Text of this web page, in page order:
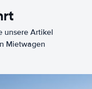
unsere Artikel
Mietwagen